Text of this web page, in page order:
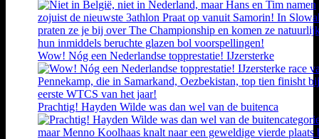
Wow! Nóg een Nederlandse topprestatie! IJzersterke
Prachtig! Hayden Wilde was dan wel van de buitenca